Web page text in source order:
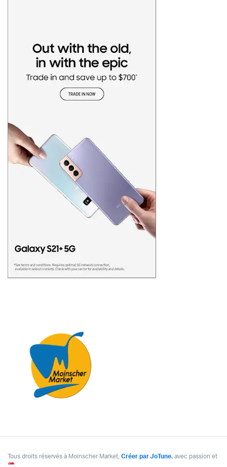
Tous droits réservés à Moinscher Market, Créer par JoTune. avec passion et